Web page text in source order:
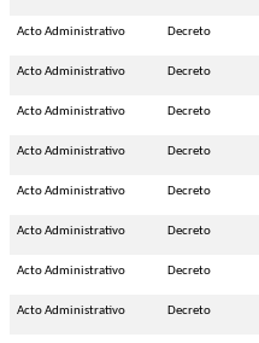
Acto Administrativo Decreto
Acto Administrativo Decreto
Acto Administrativo Decreto
Acto Administrativo Decreto
Acto Administrativo Decreto
Acto Administrativo Decreto
Acto Administrativo Decreto
Acto Administrativo Decreto